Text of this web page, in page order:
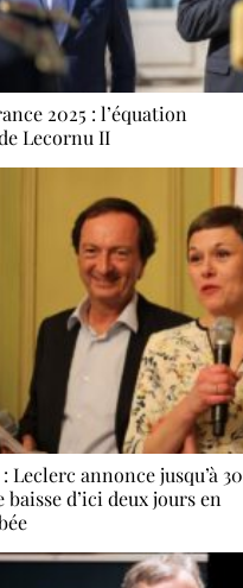
2025 : l’équation
Lecornu II
Leclerc annonce jusqu’à 30
baisse d’ici deux jours en